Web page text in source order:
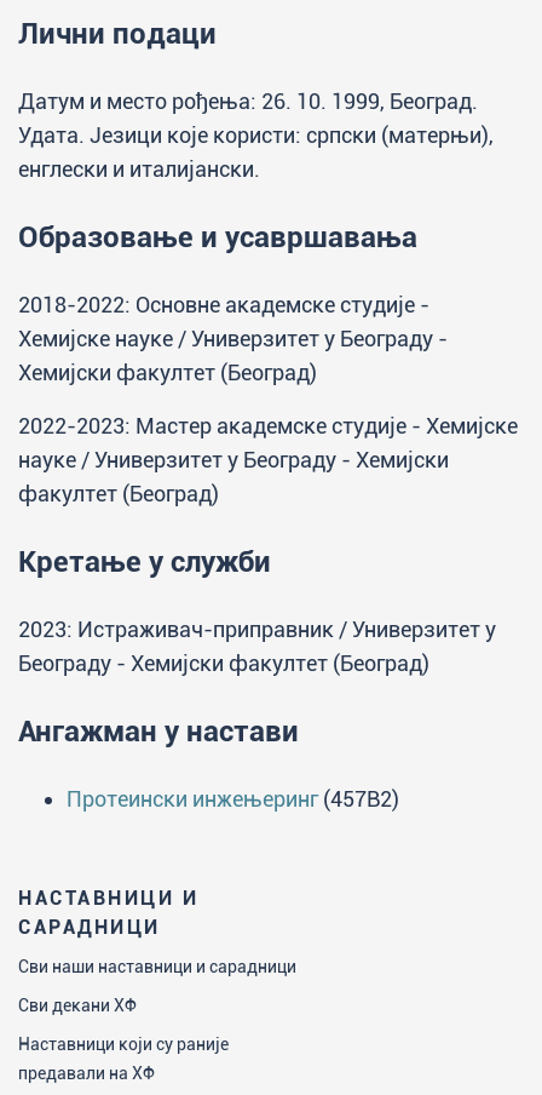
НАСТАВНИЦИ И
САРАДНИЦИ
Сви наши наставници и сарадници
Сви декани ХФ
Наставници који су раније
предавали на ХФ
Лични подаци
Датум и место рођења: 26. 10. 1999, Београд.
Удата. Језици које користи: српски (матерњи),
енглески и италијански.
Образовање и усавршавања
2018-2022: Основне академске студије -
Хемијске науке / Универзитет у Београду -
Хемијски факултет (Београд)
2022-2023: Мастер академске студије - Хемијске
науке / Универзитет у Београду - Хемијски
факултет (Београд)
Кретање у служби
2023: Истраживач-приправник / Универзитет у
Београду - Хемијски факултет (Београд)
Ангажман у настави
Протеински инжењеринг(457B2)